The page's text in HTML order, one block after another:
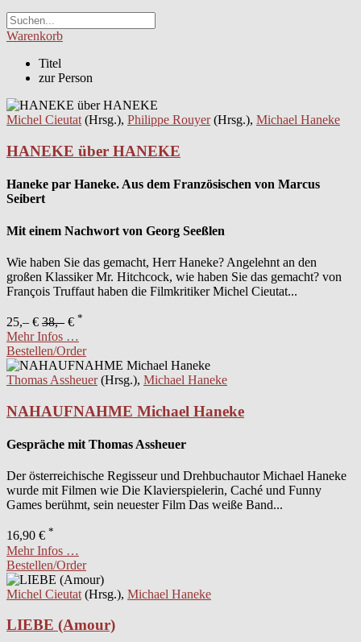
Warenkorb
Titel
zur Person
Michel Cieutat (Hrsg.), Philippe Rouyer(Hrsg.), Michael Haneke
HANEKE über HANEKE
Haneke par Haneke. Aus dem Französischen von Marcus
Seibert
Mit einem Nachwort von Georg Seeßlen
Wie haben Sie das gemacht, Herr Haneke? Angelehnt an den
großen Klassiker Mr. Hitchcock, wie haben Sie das gemacht? von
François Truffaut haben die Filmkritiker Michel Cieutat...
25,– € 38,– € *
Mehr Infos …
Bestellen/Order
Thomas Assheuer(Hrsg.), Michael Haneke
NAHAUFNAHME Michael Haneke
Gespräche mit Thomas Assheuer
Der österreichische Regisseur und Drehbuchautor Michael Haneke
wurde mit Filmen wie Die Klavierspielerin, Caché und Funny
Games berühmt, sein neuester Film Das weiße Band...
16,90 € *
Mehr Infos …
Bestellen/Order
Michel Cieutat (Hrsg.), Michael Haneke
LIEBE (Amour)